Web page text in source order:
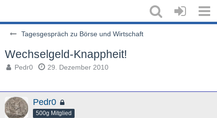
Tagesgespräch zu Börse und Wirtschaft
Wechselgeld-Knappheit!
Pedr0 29. Dezember 2010
Pedr0
500g Mitglied